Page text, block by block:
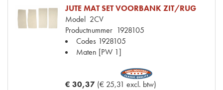
JUTE MAT SET VOORBANK ZIT/RUG
Model 2CV
Productnummer 1928105
Codes 1928105
Maten [PW 1]
€ 30,37 (€ 25,31 excl. btw)